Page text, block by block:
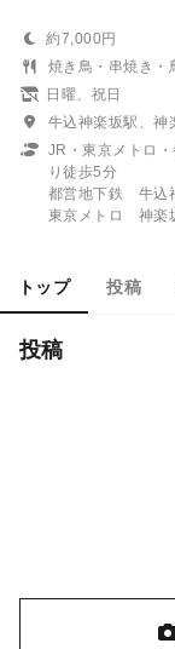
約7,000円
焼き鳥・串焼き・
日曜、祝日
牛込神楽坂駅、神
JR・東京メトロ
り徒歩5分
都営地下鉄 牛込
東京メトロ 神楽
トップ 投稿
投稿